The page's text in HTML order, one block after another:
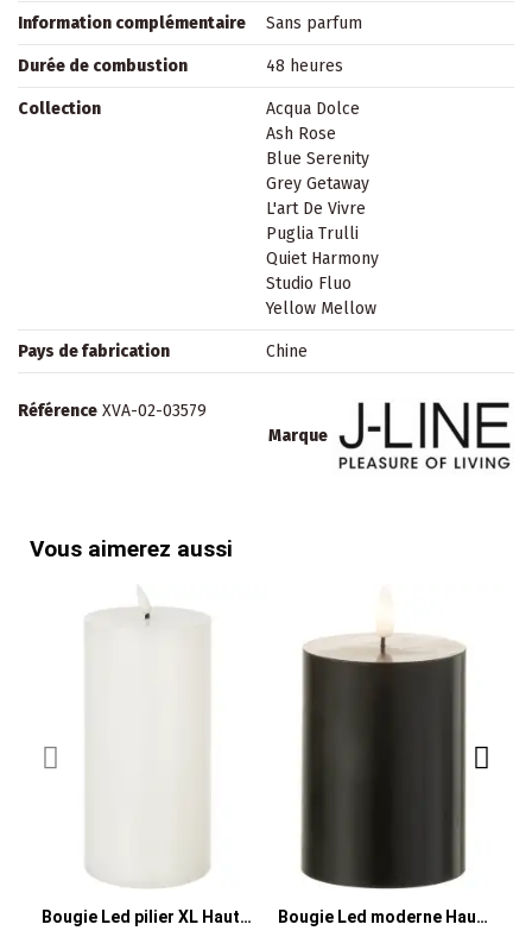
Information complémentaire Sans parfum
Durée de combustion 48 heures
Collection
Acqua Dolce
Ash Rose
Blue Serenity
Grey Getaway
L'art De Vivre
Puglia Trulli
Quiet Harmony
Studio Fluo
Yellow Mellow
Pays de fabrication Chine
Marque
Référence XVA-02-03579
Vous aimerez aussi
Bougie Led pilier XL Hauteur 23 cm en Cire Plastique Blanc Luzina Bougie Led moderne Hauteur 10 cm en Cire Plastique Noir Luzina